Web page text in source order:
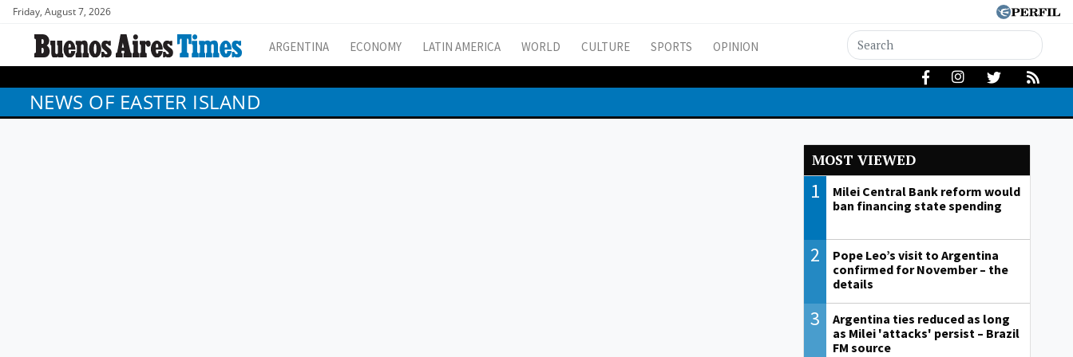
Friday, August 7, 2026
ARGENTINA ECONOMY LATIN AMERICA WORLD CULTURE SPORTS OPINION
NEWS OF EASTER ISLAND
MOST VIEWED
1
Milei Central Bank reform would
ban financing state spending
2
Pope Leo’s visit to Argentina
confirmed for November – the
details
3
Argentina ties reduced as long
as Milei 'attacks' persist – Brazil
FM source